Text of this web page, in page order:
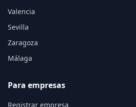
Valencia
Sevilla
Zaragoza
Málaga
Para empresas
Registrar empresa